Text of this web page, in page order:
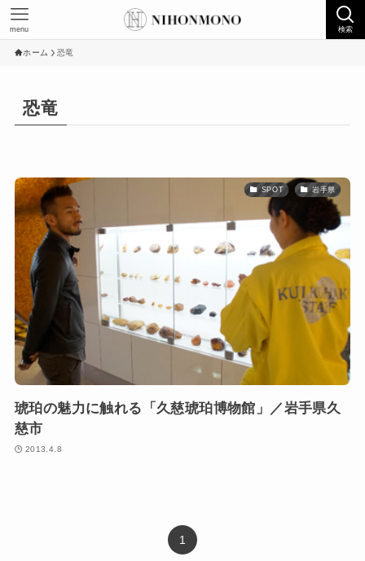
検索
menu
ホーム 恐竜
恐竜
SPOT 岩手県
琥珀の魅力に触れる「久慈琥珀博物館」／岩手県久
慈市
2013.4.8
1